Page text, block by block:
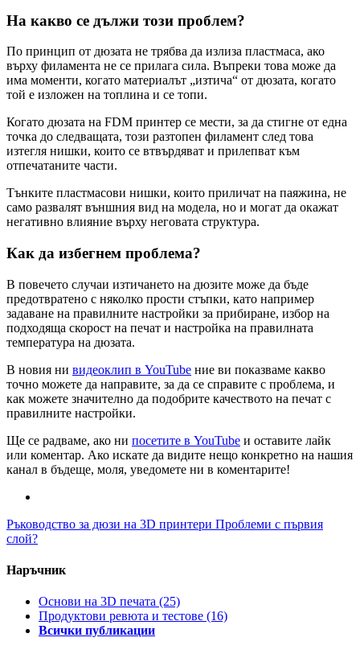
На какво се дължи този проблем?
По принцип от дюзата не трябва да излиза пластмаса, ако
върху филамента не се прилага сила. Въпреки това може да
има моменти, когато материалът „изтича“ от дюзата, когато
той е изложен на топлина и се топи.
Когато дюзата на FDM принтер се мести, за да стигне от една
точка до следващата, този разтопен филамент след това
изтегля нишки, които се втвърдяват и прилепват към
отпечатаните части.
Тънките пластмасови нишки, които приличат на паяжина, не
само развалят външния вид на модела, но и могат да окажат
негативно влияние върху неговата структура.
Как да избегнем проблема?
В повечето случаи изтичането на дюзите може да бъде
предотвратено с няколко прости стъпки, като например
задаване на правилните настройки за прибиране, избор на
подходяща скорост на печат и настройка на правилната
температура на дюзата.
В новия ни видеоклип в YouTube ние ви показваме какво
точно можете да направите, за да се справите с проблема, и
как можете значително да подобрите качеството на печат с
правилните настройки.
Ще се радваме, ако ни посетите в YouTube и оставите лайк
или коментар. Ако искате да видите нещо конкретно на нашия
канал в бъдеще, моля, уведомете ни в коментарите!
Ръководство за дюзи на 3D принтери Проблеми с първия
слой?
Наръчник
Основи на 3D печата (25)
Продуктови ревюта и тестове (16)
Всички публикации